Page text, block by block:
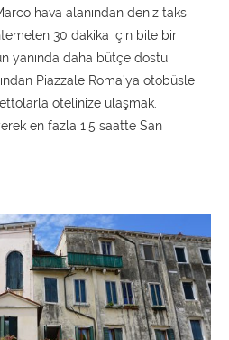
hava alanından deniz taksi
30 dakika için bile bir
yanında daha bütçe dostu
Piazzale Roma’ya otobüsle
otelinize ulaşmak.
en fazla 1,5 saatte San